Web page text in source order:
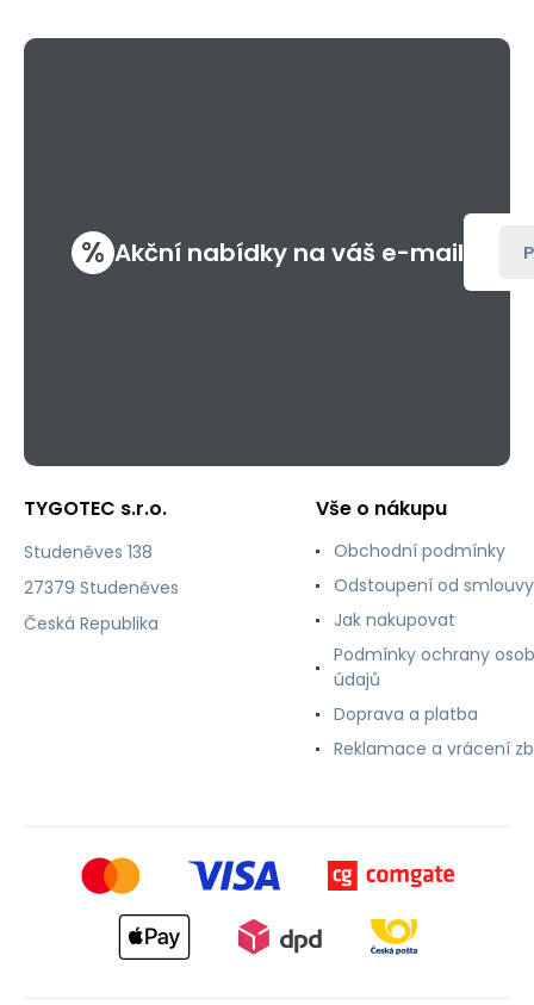
% Akční nabídky na váš e-mail
TYGOTEC s.r.o.
Studeněves 138
27379 Studeněves
Česká Republika
Vše o nákupu
Obchodní podmínky
Odstoupení od smlouvy
Jak nakupovat
Podmínky ochrany
údajů
Doprava a platba
Reklamace a vrácení